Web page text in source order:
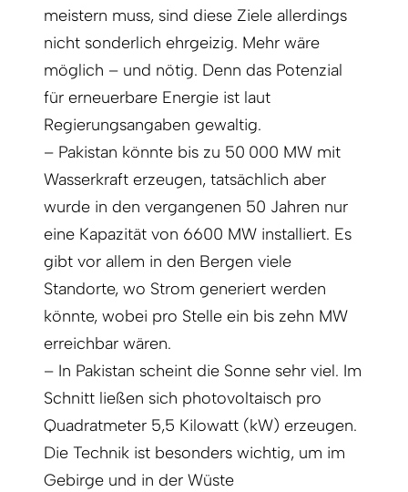
meistern muss, sind diese Ziele allerdings
nicht sonderlich ehrgeizig. Mehr wäre
möglich – und nötig. Denn das Potenzial
für erneuerbare Energie ist laut
Regierungsangaben gewaltig.
– Pakistan könnte bis zu 50 000 MW mit
Wasserkraft erzeugen, tatsächlich aber
wurde in den vergangenen 50 Jahren nur
eine Kapazität von 6600 MW installiert. Es
gibt vor allem in den Bergen viele
Standorte, wo Strom generiert werden
könnte, wobei pro Stelle ein bis zehn MW
erreichbar wären.
– In Pakistan scheint die Sonne sehr viel. Im
Schnitt ließen sich photovoltaisch pro
Quadratmeter 5,5 Kilowatt (kW) erzeugen.
Die Technik ist besonders wichtig, um im
Gebirge und in der Wüste